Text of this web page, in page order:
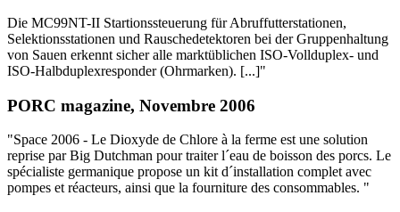
Die MC99NT-II Startionssteuerung für Abruffutterstationen,
Selektionsstationen und Rauschedetektoren bei der Gruppenhaltung
von Sauen erkennt sicher alle marktüblichen ISO-Vollduplex- und
ISO-Halbduplexresponder (Ohrmarken). [...]"
PORC magazine, Novembre 2006
"Space 2006 - Le Dioxyde de Chlore à la ferme est une solution
reprise par Big Dutchman pour traiter l´eau de boisson des porcs. Le
spécialiste germanique propose un kit d´installation complet avec
pompes et réacteurs, ainsi que la fourniture des consommables. "